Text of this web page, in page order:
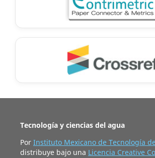
Tecnología y ciencias del agua
Por Instituto Mexicano de Tecnología
distribuye bajo una Licencia Creative